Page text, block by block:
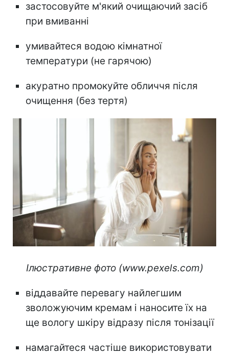
застосовуйте м'який очищаючий засіб
при вмиванні
умивайтеся водою кімнатної
температури (не гарячою)
акуратно промокуйте обличчя після
очищення (без тертя)
Ілюстративне фото (www.pexels.com)
віддавайте перевагу найлегшим
зволожуючим кремам і наносите їх на
ще вологу шкіру відразу після тонізації
намагайтеся частіше використовувати